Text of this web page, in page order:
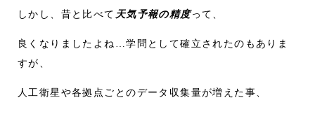
しかし、昔と比べて 天気予報の精度って、
良くなりましたよね…学問として確立されたのもありま
すが、
人工衛星や各拠点ごとのデータ収集量が増えた事、